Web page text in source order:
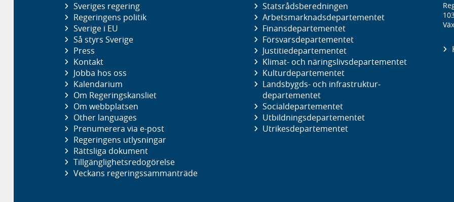
Sveriges regering
Regeringens politik
Sverige i EU
Så styrs Sverige
Press
Kontakt
Jobba hos oss
Kalendarium
Om Regeringskansliet
Om webbplatsen
Other languages
Prenumerera via e-post
Regeringens utlysningar
Rättsliga dokument
Tillgänglighetsredogörelse
Veckans regeringssammanträde
Statsrådsberedningen
Arbetsmarknads­departementet
Finans­departementet
Försvars­departementet
Justitie­departementet
Klimat- och näringslivs­departementet
Kultur­departementet
Landsbygds- och infrastruktur­
departementet
Social­departementet
Utbildnings­departementet
Utrikes­departementet